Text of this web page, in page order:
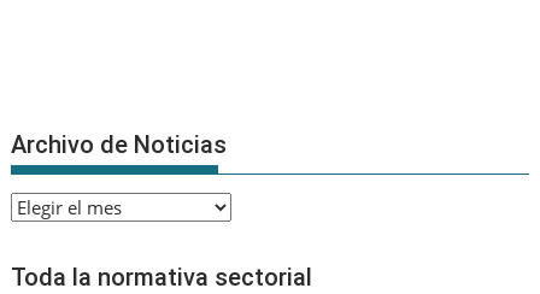
Archivo de Noticias
Archivo
Noticias
Toda la normativa sectorial